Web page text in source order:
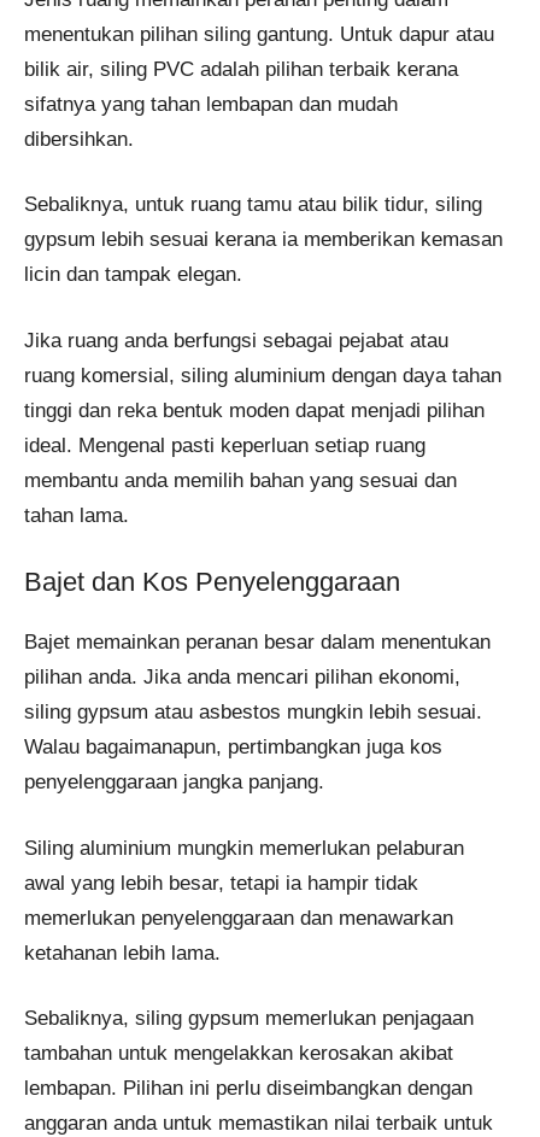
menentukan pilihan siling gantung. Untuk dapur atau
bilik air, siling PVC adalah pilihan terbaik kerana
sifatnya yang tahan lembapan dan mudah
dibersihkan.
Sebaliknya, untuk ruang tamu atau bilik tidur, siling
gypsum lebih sesuai kerana ia memberikan kemasan
licin dan tampak elegan.
Jika ruang anda berfungsi sebagai pejabat atau
ruang komersial, siling aluminium dengan daya tahan
tinggi dan reka bentuk moden dapat menjadi pilihan
ideal. Mengenal pasti keperluan setiap ruang
membantu anda memilih bahan yang sesuai dan
tahan lama.
Bajet dan Kos Penyelenggaraan
Bajet memainkan peranan besar dalam menentukan
pilihan anda. Jika anda mencari pilihan ekonomi,
siling gypsum atau asbestos mungkin lebih sesuai.
Walau bagaimanapun, pertimbangkan juga kos
penyelenggaraan jangka panjang.
Siling aluminium mungkin memerlukan pelaburan
awal yang lebih besar, tetapi ia hampir tidak
memerlukan penyelenggaraan dan menawarkan
ketahanan lebih lama.
Sebaliknya, siling gypsum memerlukan penjagaan
tambahan untuk mengelakkan kerosakan akibat
lembapan. Pilihan ini perlu diseimbangkan dengan
anggaran anda untuk memastikan nilai terbaik untuk